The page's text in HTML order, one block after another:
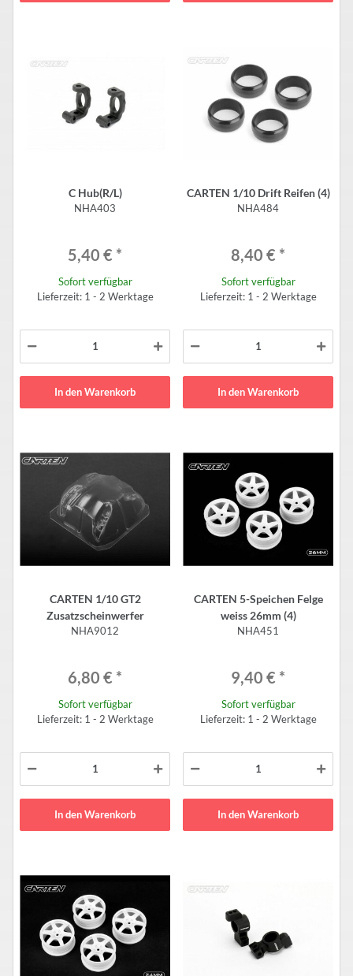
C Hub(R/L)
NHA403
5,40 € *
Sofort verfügbar
Lieferzeit: 1 - 2 Werktage
In den Warenkorb
CARTEN 1/10 Drift Reifen (4)
NHA484
8,40 € *
Sofort verfügbar
Lieferzeit: 1 - 2 Werktage
In den Warenkorb
CARTEN 1/10 GT2
Zusatzscheinwerfer
NHA9012
6,80 € *
Sofort verfügbar
Lieferzeit: 1 - 2 Werktage
In den Warenkorb
CARTEN 5-Speichen Felge
weiss 26mm (4)
NHA451
9,40 € *
Sofort verfügbar
Lieferzeit: 1 - 2 Werktage
In den Warenkorb